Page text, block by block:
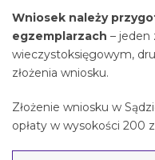
Wniosek należy
egzemplarzach – jeden
wieczystoksięgowym,
złożenia wniosku.
Złożenie wniosku w
opłaty w wysokości 200